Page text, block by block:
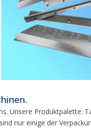
Unsere Produktpalette:
nur einige der